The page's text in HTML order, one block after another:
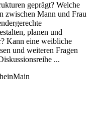
geprägt? Welche
zwischen Mann und Frau
planen und
Kann eine weibliche
und weiteren Fragen
...